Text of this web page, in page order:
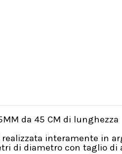
da 45 CM di lunghezza
realizzata interamente
di diametro con taglio